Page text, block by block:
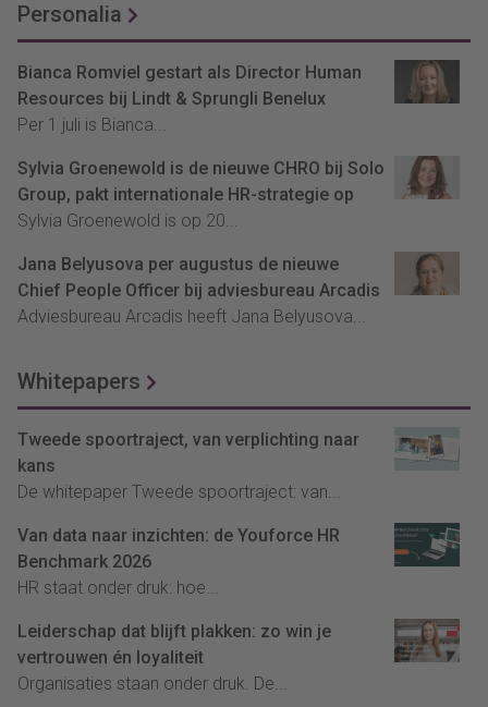
Personalia
Bianca Romviel gestart als Director Human
Resources bij Lindt & Sprungli Benelux
Per 1 juli is Bianca...
Sylvia Groenewold is de nieuwe CHRO bij Solo
Group, pakt internationale HR-strategie op
Sylvia Groenewold is op 20...
Jana Belyusova per augustus de nieuwe
Chief People Officer bij adviesbureau Arcadis
Adviesbureau Arcadis heeft Jana Belyusova...
Whitepapers
Tweede spoortraject, van verplichting naar
kans
De whitepaper Tweede spoortraject: van...
Van data naar inzichten: de Youforce HR
Benchmark 2026
HR staat onder druk: hoe...
Leiderschap dat blijft plakken: zo win je
vertrouwen én loyaliteit
Organisaties staan onder druk. De...